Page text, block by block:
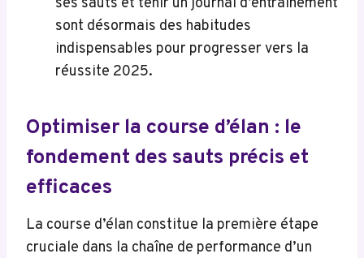
sont désormais des habitudes
indispensables pour progresser vers la
réussite 2025.
Optimiser la course d’élan : le
fondement des sauts précis et
efficaces
La course d’élan constitue la première étape
cruciale dans la chaîne de performance d’un